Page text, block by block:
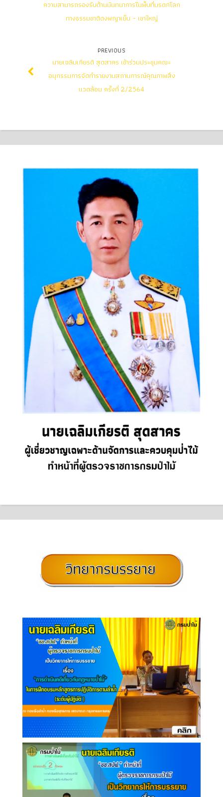
ความสามารถรองรับด้านนันทนาการในพื้นที่มรดกโลก
ทางธรรมชาติดงพญาเย็น – เขาใหญ่
PREVIOUS
นายเฉลิมเกียรติ สุดสาคร เข้าร่วมประชุมคณะ
อนุกรรมการจัดทำรายงานสถานการณ์คุณภาพสิ่ง
แวดล้อม ครั้งที่ 2/2564